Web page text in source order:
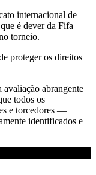
internacional de
é dever da Fifa
torneio.
proteger os direitos
avaliação abrangente
todos os
e torcedores —
identificados e